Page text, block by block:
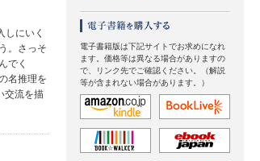
電子書籍版は下記サイトでお求めになれ
ます。価格等は異なる場合がありますの
で、リンク先でご確認ください。（解説
等が含まれない場合があります。）
しにいく
。さっそ
でく
名推理を
交流を描